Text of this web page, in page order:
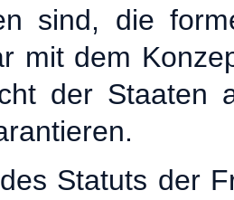
sind, die
mit dem
der Staaten
Statuts der